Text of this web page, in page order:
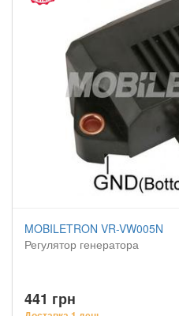
MOBILETRON VR-VW005N
Регулятор генератора
441 грн